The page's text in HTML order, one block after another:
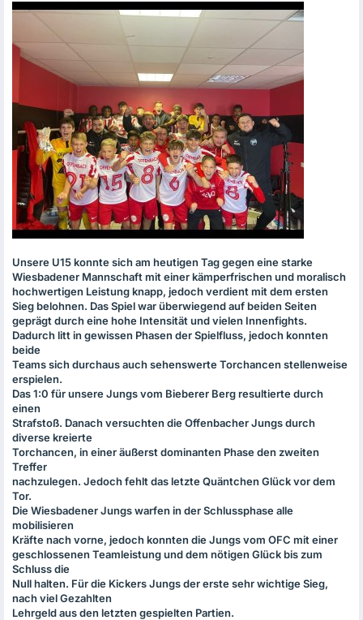
Unsere U15 konnte sich am heutigen Tag gegen eine starke
Wiesbadener Mannschaft mit einer kämperfrischen und moralisch
hochwertigen Leistung knapp, jedoch verdient mit dem ersten
Sieg belohnen. Das Spiel war überwiegend auf beiden Seiten
geprägt durch eine hohe Intensität und vielen Innenfights.
Dadurch litt in gewissen Phasen der Spielfluss, jedoch konnten
beide
Teams sich durchaus auch sehenswerte Torchancen stellenweise
erspielen.
Das 1:0 für unsere Jungs vom Bieberer Berg resultierte durch
einen
Strafstoß. Danach versuchten die Offenbacher Jungs durch
diverse kreierte
Torchancen, in einer äußerst dominanten Phase den zweiten
Treffer
nachzulegen. Jedoch fehlt das letzte Quäntchen Glück vor dem
Tor.
Die Wiesbadener Jungs warfen in der Schlussphase alle
mobilisieren
Kräfte nach vorne, jedoch konnten die Jungs vom OFC mit einer
geschlossenen Teamleistung und dem nötigen Glück bis zum
Schluss die
Null halten. Für die Kickers Jungs der erste sehr wichtige Sieg,
nach viel Gezahlten
Lehrgeld aus den letzten gespielten Partien.